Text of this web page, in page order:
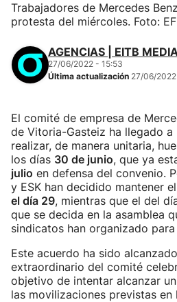
Trabajadores de Mercedes
protesta del miércoles. Foto:
AGENCIAS | EITB
27/06/2022 - 15:53
Última actualización 27/06/
El comité de empresa de
de Vitoria-Gasteiz ha llegado a
realizar, de manera unitaria,
los días 30 de junio, que ya
julio en defensa del convenio.
y ESK han decidido mantener el
el día 29, mientras que el del
que se decida en la asamblea
sindicatos han organizado
Este acuerdo ha sido
extraordinario del comité
objetivo de intentar alcanzar
las movilizaciones previstas en